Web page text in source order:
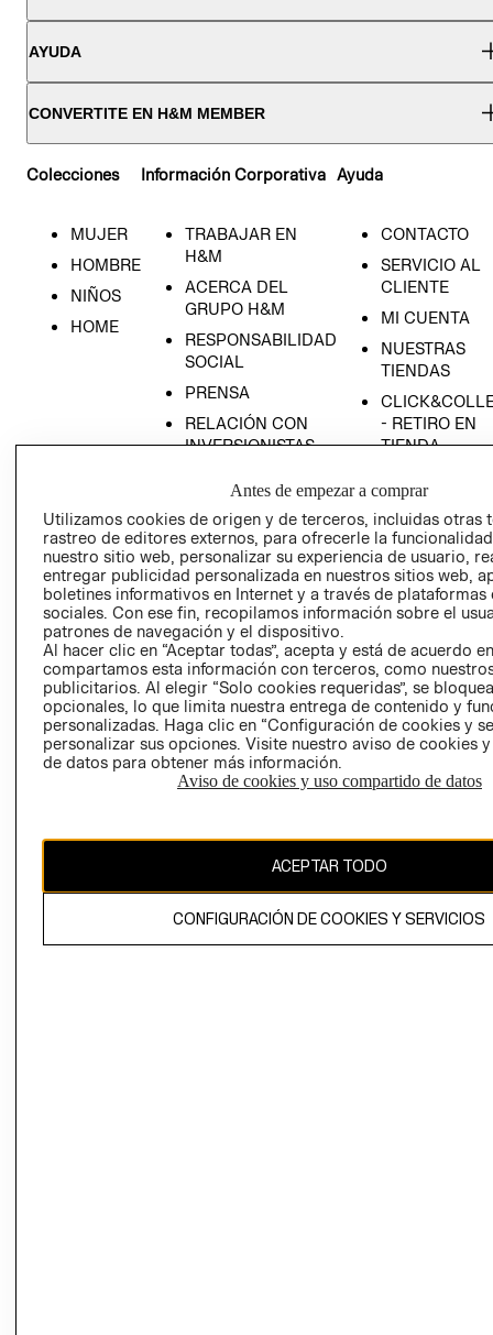
AYUDA
CONVERTITE EN H&M MEMBER
Colecciones
MUJER
HOMBRE
NIÑOS
HOME
Información Corporativa
TRABAJAR EN
H&M
ACERCA DEL
GRUPO H&M
RESPONSABILIDAD
SOCIAL
PRENSA
RELACIÓN CON
INVERSIONISTAS
EMPRESARIAL
Ayuda
CONTACTO
SERVICIO AL
CLIENTE
MI CUENTA
NUESTRAS
TIENDAS
- RETIRO EN
TIENDA
CONDICIONES
AVISO DE
PRIVACIDAD
GIFT CARD
AVISO DE
El contenido de esta página web está protegido por copyright y es
propiedad de H&M Hennes & Mauritz AB.
Antes de empezar a comprar
Utilizamos cookies de origen y de terceros, incluidas otras
rastreo de editores externos, para ofrecerle la
nuestro sitio web, personalizar su experiencia de usuario,
entregar publicidad personalizada en nuestros sitios web,
boletines informativos en Internet y a través de plataformas
sociales. Con ese fin, recopilamos información sobre el
patrones de navegación y el dispositivo.
Al hacer clic en “Aceptar todas”, acepta y está de acuerdo
compartamos esta información con terceros, como
publicitarios. Al elegir “Solo cookies requeridas”, se
opcionales, lo que limita nuestra entrega de contenido y
personalizadas. Haga clic en “Configuración de cookies y
personalizar sus opciones. Visite nuestro aviso de cookies
de datos para obtener más información.
Aviso de cookies y uso compartido de datos
ACEPTAR TODO
CONFIGURACIÓN DE COOKIES Y SERVICIOS